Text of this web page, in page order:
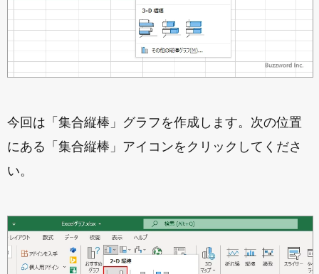
今回は「集合縦棒」グラフを作成します。次の位置
にある「集合縦棒」アイコンをクリックしてくださ
い。